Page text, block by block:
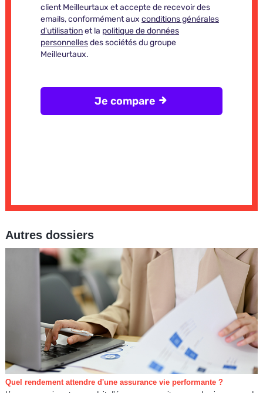
Autres dossiers
Quel rendement attendre d'une assurance vie performante ?